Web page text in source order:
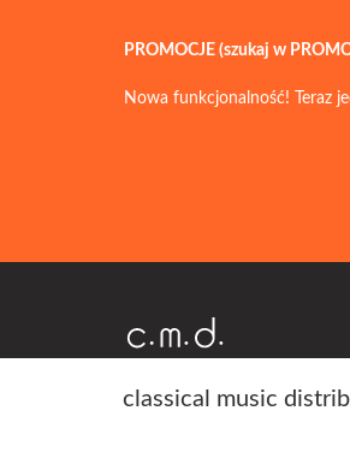
PROMOCJE (szukaj w
Nowa funkcjonalność! Teraz
classical music